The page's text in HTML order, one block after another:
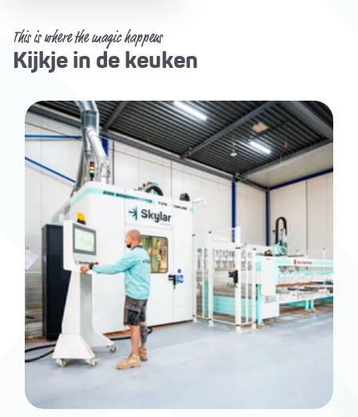
This is where the magic happens
Kijkje in de keuken